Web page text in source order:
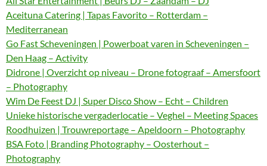
Aceituna Catering | Tapas Favorito – Rotterdam –
Mediterranean
Go Fast Scheveningen | Powerboat varen in Scheveningen –
Den Haag – Activity
Didrone | Overzicht op niveau – Drone fotograaf – Amersfoort
– Photography
Wim De Feest DJ | Super Disco Show – Echt – Children
Unieke historische vergaderlocatie – Veghel – Meeting Spaces
Roodhuizen | Trouwreportage – Apeldoorn – Photography
BSA Foto | Branding Photography – Oosterhout –
Photography